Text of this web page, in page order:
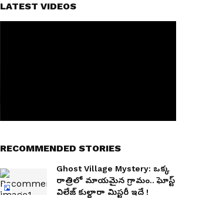
LATEST VIDEOS
RECOMMENDED STORIES
Ghost Village Mystery: ఒక్క
రాత్రిలో మాయమైన గ్రామం.. ఘోస్ట్
విలేజ్ కుల్ధారా మిస్టరీ ఇదే !